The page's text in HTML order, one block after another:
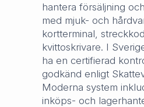
hantera försäljning
med mjuk- och
kortterminal,
kvittoskrivare. I
ha en certifierad
godkänd enligt
Moderna system
inköps- och